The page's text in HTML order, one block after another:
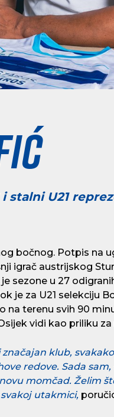
stalni U21
bočnog. Potpis na
igrač austrijskog
sezone u 27
je za U21 selekciju
terenu svih 90
vidi kao priliku
klub,
redove. Sada
momčad. Želim
utakmici,